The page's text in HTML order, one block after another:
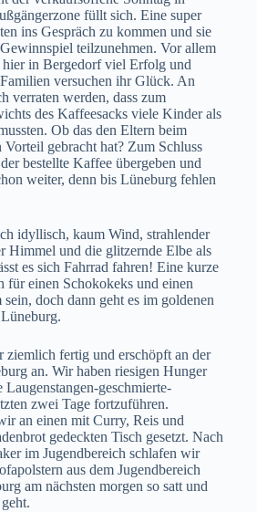
füllt sich. Eine super
ins Gespräch zu kommen und sie
teilzunehmen. Vor allem
in Bergedorf viel Erfolg und
versuchen ihr Glück. An
verraten werden, dass zum
des Kaffeesacks viele Kinder als
Ob das den Eltern beim
Vorteil gebracht hat? Zum Schluss
bestellte Kaffee übergeben und
weiter, denn bis Lüneburg fehlen
idyllisch, kaum Wind, strahlender
Himmel und die glitzernde Elbe als
es sich Fahrrad fahren! Eine kurze
für einen Schokokeks und einen
doch dann geht es im goldenen
ziemlich fertig und erschöpft an der
an. Wir haben riesigen Hunger
Laugenstangen-geschmierte-
zwei Tage fortzuführen.
an einen mit Curry, Reis und
gedeckten Tisch gesetzt. Nach
im Jugendbereich schlafen wir
aus dem Jugendbereich
am nächsten morgen so satt und